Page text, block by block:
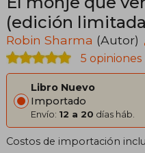
(edición
Robin Sharma (Autor)
5 opiniones
Libro Nuevo
Importado
Envío: 12 a 20 días háb.
Costos de importación